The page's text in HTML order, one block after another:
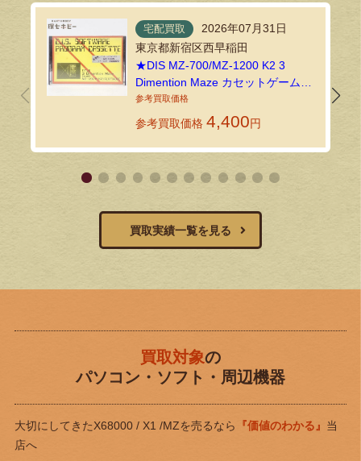
宅配買取
2026年07月31日
東京都新宿区西早稲田
★DIS MZ-700/MZ-1200 K2 3
Dimention Maze カセットゲームソ
フトを宅配買取でお譲りいただき
ました！
参考買取価格 4,400円
買取実績一覧を見る
買取対象の
パソコン・ソフト・周辺機器
大切にしてきたX68000 / X1 /MZを売るなら 『価値のわかる』 当
店へ